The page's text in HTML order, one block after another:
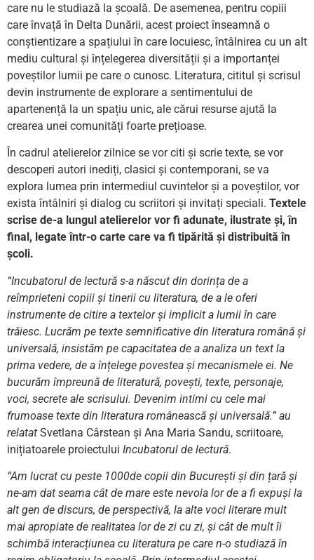
care nu le studiază la școală. De asemenea, pentru copiii
care învață în Delta Dunării, acest proiect înseamnă o
conștientizare a spațiului în care locuiesc, întâlnirea cu un alt
mediu cultural și înțelegerea diversității și a importanței
poveștilor lumii pe care o cunosc. Literatura, cititul și scrisul
devin instrumente de explorare a sentimentului de
apartenență la un spațiu unic, ale cărui resurse ajută la
crearea unei comunități foarte prețioase.
În cadrul atelierelor zilnice se vor citi și scrie texte, se vor
descoperi autori inediți, clasici și contemporani, se va
explora lumea prin intermediul cuvintelor și a poveștilor, vor
exista întâlniri și dialog cu scriitori și invitați speciali. Textele
scrise de-a lungul atelierelor vor fi adunate, ilustrate și, în
final, legate într-o carte care va fi tipărită și distribuită în
școli.
“Incubatorul de lectură s-a născut din dorința de a
reîmprieteni copiii și tinerii cu literatura, de a le oferi
instrumente de citire a textelor și implicit a lumii în care
trăiesc. Lucrăm pe texte semnificative din literatura română și
universală, insistăm pe capacitatea de a analiza un text la
prima vedere, de a înțelege povestea și mecanismele ei. Ne
bucurăm împreună de literatură, povești, texte, personaje,
voci, secrete ale scrisului. Devenim intimi cu cele mai
frumoase texte din literatura românească și universală.” au
relatat Svetlana Cârstean și Ana Maria Sandu, scriitoare,
inițiatoarele proiectului Incubatorul de lectură.
“Am lucrat cu peste 1000de copii din București și din țară și
ne-am dat seama cât de mare este nevoia lor de a fi expuși la
alt gen de discurs, de perspectivă, la alte voci literare mult
mai apropiate de realitatea lor de zi cu zi, și cât de mult îi
schimbă interacțiunea cu literatura pe care n-o studiază în